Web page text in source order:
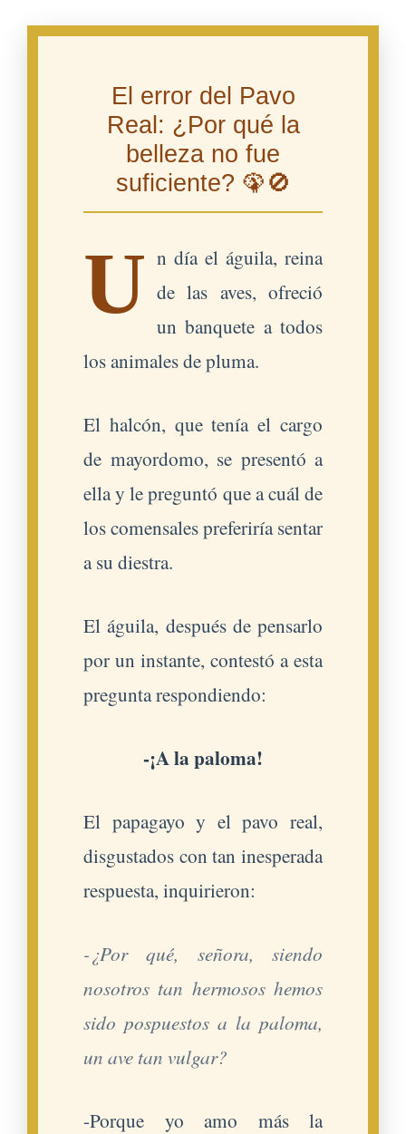
El error del Pavo
Real: ¿Por qué la
belleza no fue
suficiente? 🦚🚫
U n día el águila, reina
de las aves, ofreció
un banquete a todos
los animales de pluma.
El halcón, que tenía el cargo
de mayordomo, se presentó a
ella y le preguntó que a cuál de
los comensales preferiría sentar
a su diestra.
El águila, después de pensarlo
por un instante, contestó a esta
pregunta respondiendo:
-¡A la paloma!
El papagayo y el pavo real,
disgustados con tan inesperada
respuesta, inquirieron:
-¿Por qué, señora, siendo
nosotros tan hermosos hemos
sido pospuestos a la paloma,
un ave tan vulgar?
-Porque yo amo más la